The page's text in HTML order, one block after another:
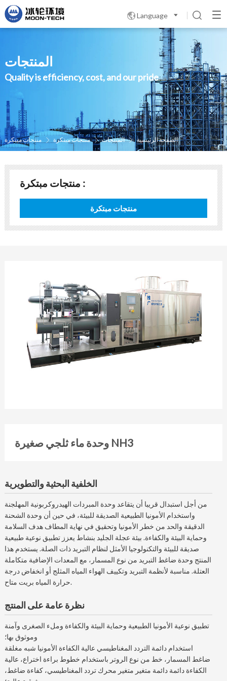
Language 
المنتجات
Quality is efficiency, cost, and our pride
الصفحة الرئيسية  المنتجات  منتجات مبتكرة  منتجات مبتكرة
منتجات مبتكرة :
منتجات مبتكرة
وحدة ماء ثلجي صغيرة NH3
الخلفية البحثية والتطويرية
من أجل استبدال قريبا أن يتقاعد وحدة المبردات الهيدروكربونية المهلجنة
واستخدام الأمونيا الطبيعية الصديقة للبيئة، في حين أن وحدة الشحنة
الدقيقة والحد من خطر الأمونيا وتحقيق في نهاية المطاف هدف السلامة
وحماية البيئة والكفاءة. بيئة عجلة الجليد بنشاط يعزز تطبيق نوعية طبيعية
صديقة للبيئة والتكنولوجيا الأمثل لنظام التبريد ذات الصلة. يستخدم هذا
المنتج وحدة ضاغط التبريد من نوع المسمار، مع المعدات الإضافية متكاملة
العتلة. مناسبة لأنظمة التبريد وتكييف الهواء المياه المثلج أو انخفاض درجة
حرارة المياه بريت متاح.
نظرة عامة على المنتج
تطبيق نوعية الأمونيا الطبيعية وحماية البيئة والكفاءة وملء الصغرى وآمنة
وموثوق بها؛
استخدام دائمة التردد المغناطيسي عالية الكفاءة الأمونيا شبه مغلقة
ضاغط المسمار، خط من نوع الروتر باستخدام خطوط براءة اختراع، عالية
الكفاءة دائمة دائمة متغير متغير محرك تردد المغناطيسي، كفاءة ضاغط،